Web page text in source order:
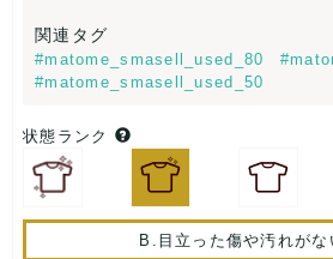
関連タグ
#matome_smasell_used_80
#matome_smasell_used_50
状態ランク
B.目立った傷や汚れがな